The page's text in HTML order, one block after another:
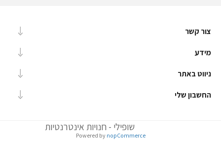
צור קשר
מידע
ניווט באתר
החשבון שלי
Powered by nopCommerce
שופילי - חנויות אינטרנטיות